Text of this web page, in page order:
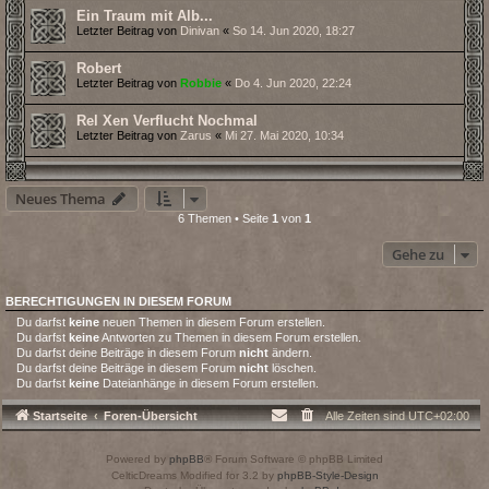
Ein Traum mit Alb...
Letzter Beitrag von Dinivan « So 14. Jun 2020, 18:27
Robert
Letzter Beitrag von Robbie « Do 4. Jun 2020, 22:24
Rel Xen Verflucht Nochmal
Letzter Beitrag von Zarus « Mi 27. Mai 2020, 10:34
Neues Thema
6 Themen • Seite 1 von 1
Gehe zu
BERECHTIGUNGEN IN DIESEM FORUM
Du darfst keine neuen Themen in diesem Forum erstellen.
Du darfst keineAntworten zu Themen in diesem Forum erstellen.
Du darfst deine Beiträge in diesem Forum nicht ändern.
Du darfst deine Beiträge in diesem Forum nicht löschen.
Du darfst keine Dateianhänge in diesem Forum erstellen.
Startseite Foren-Übersicht Alle Zeiten sindUTC+02:00
Powered by phpBB® Forum Software © phpBB Limited
CelticDreams Modified for 3.2 by phpBB-Style-Design